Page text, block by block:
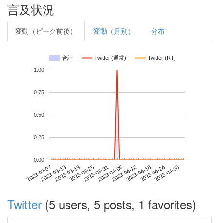
言及状況
変動（ピーク前後） 変動（月別） 分布
合計 Twitter (通常) Twitter (RT)
2023-03-072023-03-132023-03-192023-03-252023-03-312023-04-062023-04-122023-04-182023-04-242023-04-30
0.00
0.25
0.50
0.75
1.00
Twitter (5 users, 5 posts, 1 favorites)